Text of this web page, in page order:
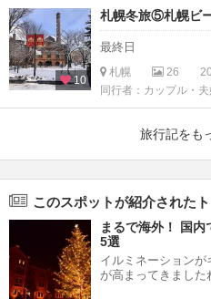
10
札幌冬旅⑤札幌ビ
最終日
札幌 26
同行者：カップル・夫
旅行記をも
このスポットが紹介された
まるで海外！ 国
5選
イルミネーション
が高まってきまし